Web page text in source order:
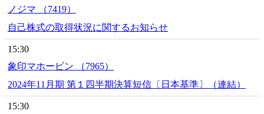
ノジマ （7419）
自己株式の取得状況に関するお知らせ
15:30
象印マホービン （7965）
2024年11月期 第１四半期決算短信〔日本基準〕（連結）
15:30